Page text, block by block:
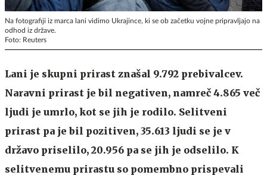
Na fotografiji iz marca lani vidimo Ukrajince, ki se ob začetku vojne pripravljajo na
odhod iz države.
Foto: Reuters
Lani je skupni prirast znašal 9.792 prebivalcev.
Naravni prirast je bil negativen, namreč 4.865 več
ljudi je umrlo, kot se jih je rodilo. Selitveni
prirast pa je bil pozitiven, 35.613 ljudi se je v
državo priselilo, 20.956 pa se jih je odselilo. K
selitvenemu prirastu so pomembno prispevali